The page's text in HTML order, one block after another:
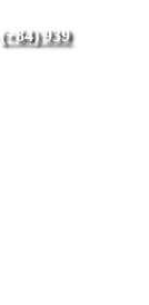
(+84) 939